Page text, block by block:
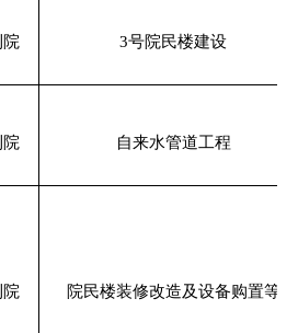
3号院民楼建设
自来水管道工程
院民楼装修改造及设备购置等